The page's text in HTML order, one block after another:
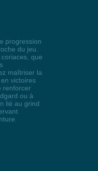
progression
du jeu.
que
maîtriser la
victoires
renforcer
ou à
lié au grind